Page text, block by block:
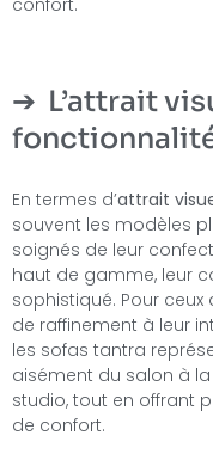
confort.
L’attrait
En termes d’attrait
souvent les modèles
soignés de leur
haut de gamme, leur
sophistiqué. Pour
de raffinement à leur
les sofas tantra
aisément du salon à
studio, tout en offrant
de confort.